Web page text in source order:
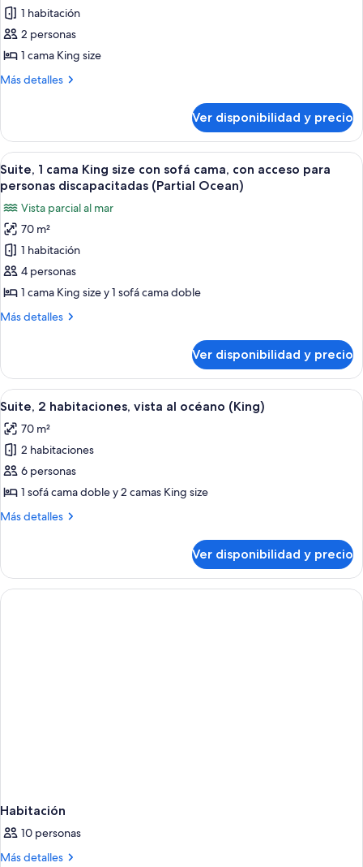
fotos
de
Suite
junior,
King
size
1 habitación
2 personas
1 cama King size
Más detalles
Más
junior,
cama
King
size
Ver disponibilidad y precio
Ver
todas
las
fotos
de
Suite,
1
cama
King
sofá
cama,
con
acceso
para
personas
discapacitadas
(Partial
Ocean)
Un dormitorio moderno con una
7
Suite, 1 cama King size con sofá cama, con acceso para
personas discapacitadas (Partial Ocean)
Vista parcial al mar
70 m²
1 habitación
4 personas
1 cama King size y 1 sofá cama doble
Más detalles
Más
1
cama
King
con
sofá
cama,
con
acceso
personas
Ver disponibilidad y precio
Ver
todas
las
fotos
de
Suite,
2
al
océano
(King)
Sábanas de algodón egipcio, ropa
14
Suite, 2 habitaciones, vista al océano (King)
70 m²
2 habitaciones
6 personas
1 sofá cama doble y 2 camas King size
Más detalles
Más
2
habitaciones,
vista
Ver disponibilidad y precio
Habitación
10 personas
Más detalles
Más